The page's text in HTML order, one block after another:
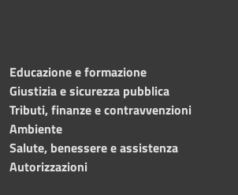
Educazione e formazione
Giustizia e sicurezza pubblica
Tributi, finanze e contravvenzioni
Ambiente
Salute, benessere e assistenza
Autorizzazioni